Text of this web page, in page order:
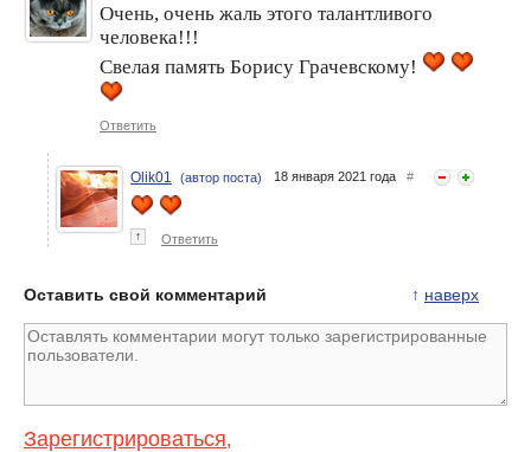
Очень, очень жаль этого талантливого
человека!!!
Свелая память Борису Грачевскому!
Ответить
Olik01 (автор поста) 18 января 2021 года #
↑ Ответить
↑ наверх
Оставить свой комментарий
Зарегистрироваться,